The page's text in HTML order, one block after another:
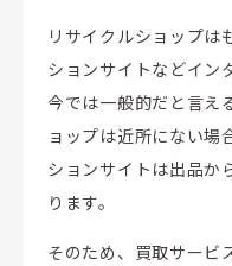
リサイクルショップは
ションサイトなどイン
今では一般的だと言え
ョップは近所にない場
ションサイトは出品か
ります。
そのため、買取サービ